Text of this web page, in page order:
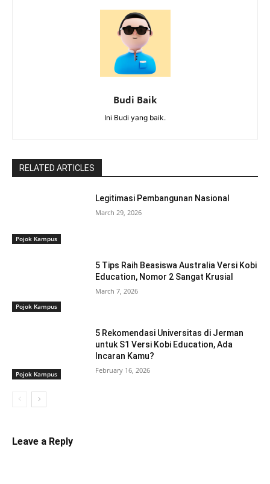
Budi Baik
Ini Budi yang baik.
RELATED ARTICLES
Pojok Kampus
Legitimasi Pembangunan Nasional
March 29, 2026
Pojok Kampus
5 Tips Raih Beasiswa Australia Versi Kobi
Education, Nomor 2 Sangat Krusial
March 7, 2026
Pojok Kampus
5 Rekomendasi Universitas di Jerman
untuk S1 Versi Kobi Education, Ada
Incaran Kamu?
February 16, 2026
Leave a Reply